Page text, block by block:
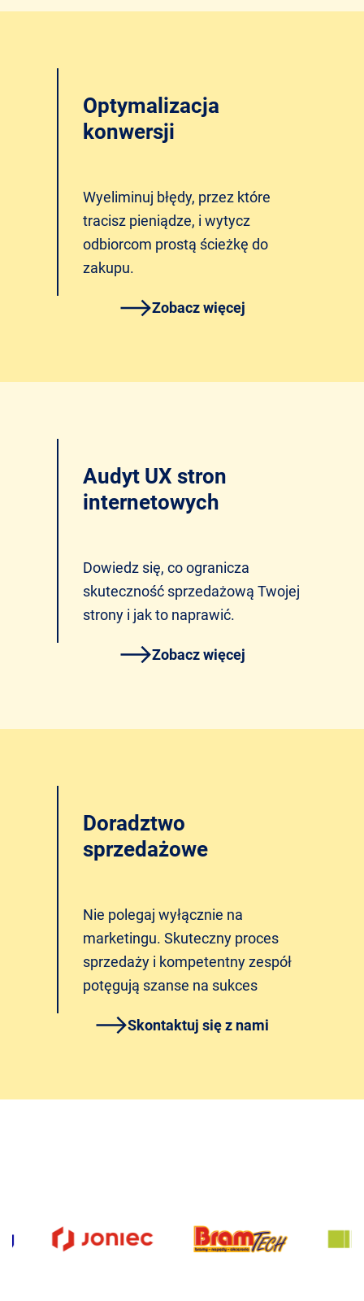
Optymalizacja
konwersji
Wyeliminuj błędy, przez które
tracisz pieniądze, i wytycz
odbiorcom prostą ścieżkę do
zakupu.
Zobacz więcej
Audyt UX stron
internetowych
Dowiedz się, co ogranicza
skuteczność sprzedażową Twojej
strony i jak to naprawić.
Zobacz więcej
Doradztwo
sprzedażowe
Nie polegaj wyłącznie na
marketingu. Skuteczny proces
sprzedaży i kompetentny zespół
potęgują szanse na sukces
Skontaktuj się z nami